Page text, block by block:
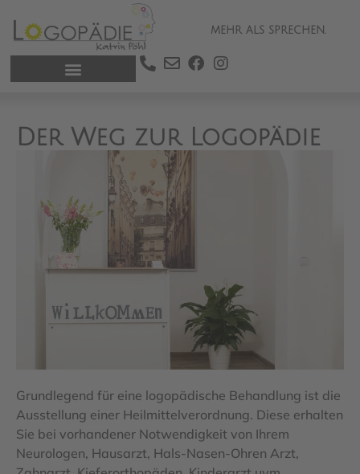
MEHR ALS SPRECHEN.
Der Weg zur Logopädie
Grundlegend für eine logopädische Behandlung ist die
Ausstellung einer Heilmittelverordnung. Diese erhalten
Sie bei vorhandener Notwendigkeit von Ihrem
Neurologen, Hausarzt, Hals-Nasen-Ohren Arzt,